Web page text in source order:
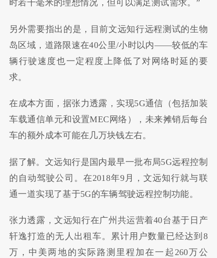
时若干毫米的理想情况，但可以满足测试需求。”
另外需要指出的是，目前文远知行远程测试的生物
岛区域，道路限速在40公里/小时以内——较低的车
辆行驶速度也一定程度上降低了对网络时延的要
求。
在成本方面，据张力透露，实现5G通信（包括加装
车载通信单元和设置MEC网络），未来摊销后每台
车的额外成本可能在几万块钱左右。
据了解。文远知行是国内最早一批布局5G远程控制
的自动驾驶公司。在2018年9月，文远知行就与联
通一道实现了基于5G的车辆驾驶远程控制功能。
张力透露，文远知行在广州共运营着40台基于日产
轩逸打造的无人出租车。累计用户数量已经达到8
万，中美两地的实际路测里程加在一起260万公